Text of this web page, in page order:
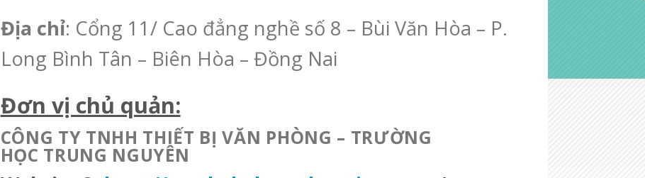
Địa chỉ: Cổng 11/ Cao đẳng nghề số 8 – Bùi Văn Hòa – P.
Long Bình Tân – Biên Hòa – Đồng Nai
Đơn vị chủ quản:
CÔNG TY TNHH THIẾT BỊ VĂN PHÒNG – TRƯỜNG
HỌC TRUNG NGUYÊN